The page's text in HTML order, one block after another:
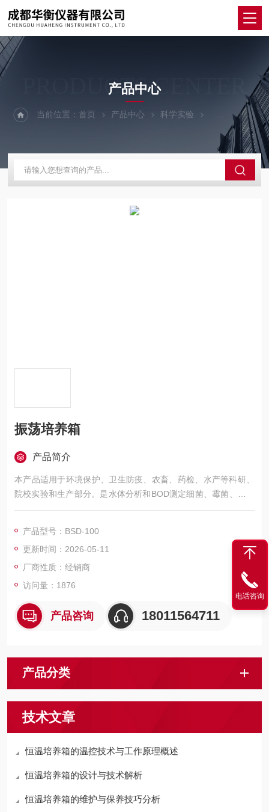
PRODUCTS CENTER
产品中心
当前位置：首页 产品中心 科学实验 恒温培养箱
振荡培养箱
产品简介
本产品适用于环境保护、卫生防疫、农畜、药检、水产等科研、
院校实验和生产部分。是水体分析和BOD测定细菌、霉菌、微生
物的培养、保存、植物的栽培、育种实验的恒温设备。
产品型号：BSD-100
更新时间：2026-05-11
厂商性质：经销商
访问量：1876
产品咨询 18011564711
产品分类
技术文章
恒温培养箱的温控技术与工作原理概述
恒温培养箱的设计与技术解析
恒温培养箱的维护与保养技巧分析
电话咨询